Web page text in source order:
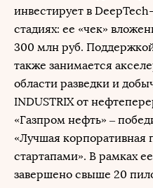
инвестирует в
стадиях: ее «чек»
300 млн руб.
также занимается
области разведки и
INDUSTRIX от
«Газпром нефть» –
«Лучшая корпоративная
стартапами». В рамках
завершено свыше 20